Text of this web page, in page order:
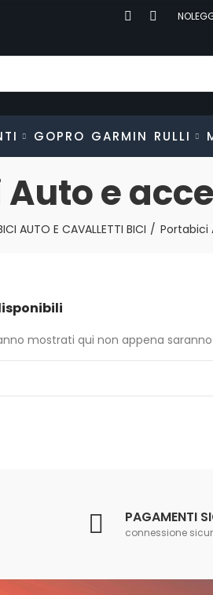
GOPRO GARMIN RULLI
e
AUTO E CAVALLETTI BICI Portabici
mostrati qui non appena
PAGAMENTI
connessione